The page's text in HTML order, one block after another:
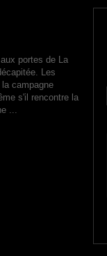
portes de La
Les
campagne
s'il rencontre la
...